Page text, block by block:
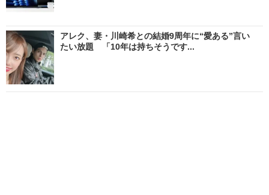
アレク、妻・川崎希との結婚9周年に“愛ある”言い
たい放題 「10年は持ちそうです...